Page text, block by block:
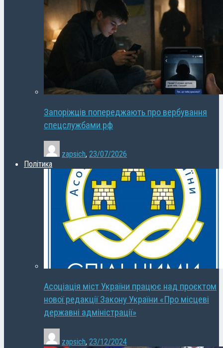
Запоріжців попереджають про вербування
спецслужбами рф
zapsich, 23/07/2026
Політика
Асоціація міст України працює над проєктом
нової редакції Закону України «Про місцеві
державні адміністрації»
zapsich, 23/12/2024